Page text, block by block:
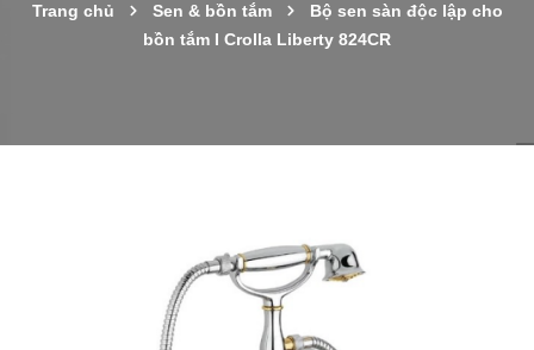
Trang chủ Sen & bồn tắm
Bộ sen sàn độc lập cho
bồn tắm I Crolla Liberty 824CR